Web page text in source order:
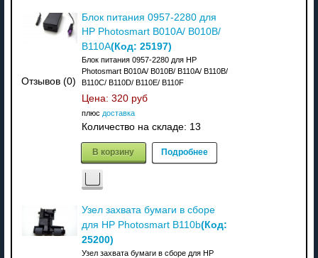
Отзывов (0)
Блок питания 0957-2280 для
HP Photosmart B010A/ B010B/
B110A(Код: 25197)
Блок питания 0957-2280 для HP
Photosmart B010A/ B010B/ B110A/ B110B/
B110C/ B110D/ B110E/ B110F
Цена: 320 руб
плюс доставка
Количество на складе: 13
В корзину Подробнее
Узел захвата бумаги в сборе
для HP Photosmart B110b(Код:
25200)
Узел захвата бумаги в сборе для HP